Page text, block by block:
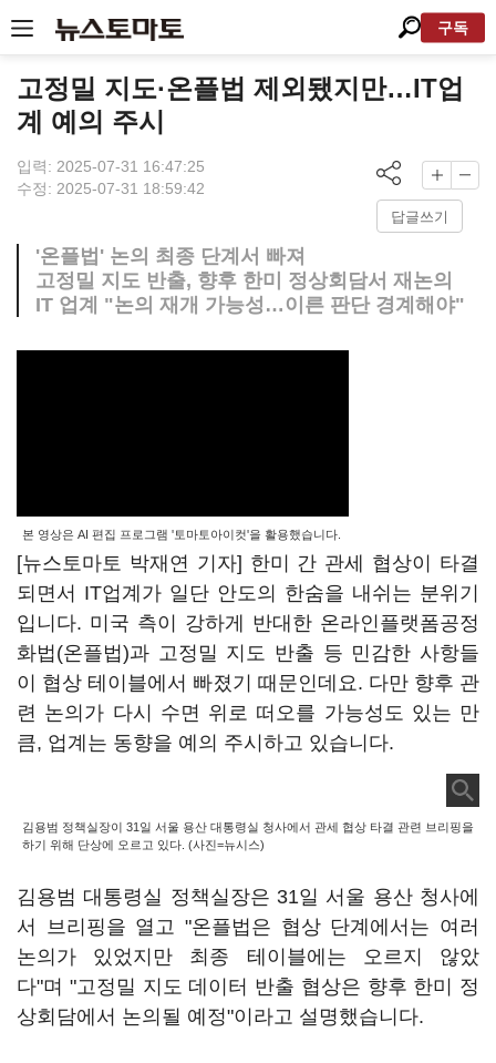
구독
고정밀 지도·온플법 제외됐지만…IT업
계 예의 주시
입력: 2025-07-31 16:47:25
수정: 2025-07-31 18:59:42
답글쓰기
'온플법' 논의 최종 단계서 빠져
고정밀 지도 반출, 향후 한미 정상회담서 재논의
IT 업계 "논의 재개 가능성…이른 판단 경계해야"
본 영상은 AI 편집 프로그램 '토마토아이컷'을 활용했습니다.
[뉴스토마토 박재연 기자] 한미 간 관세 협상이 타결
되면서 IT업계가 일단 안도의 한숨을 내쉬는 분위기
입니다. 미국 측이 강하게 반대한 온라인플랫폼공정
화법(온플법)과 고정밀 지도 반출 등 민감한 사항들
이 협상 테이블에서 빠졌기 때문인데요. 다만 향후 관
련 논의가 다시 수면 위로 떠오를 가능성도 있는 만
큼, 업계는 동향을 예의 주시하고 있습니다.
김용범 정책실장이 31일 서울 용산 대통령실 청사에서 관세 협상 타결 관련 브리핑을
하기 위해 단상에 오르고 있다. (사진=뉴시스)
김용범 대통령실 정책실장은 31일 서울 용산 청사에
서 브리핑을 열고 "온플법은 협상 단계에서는 여러
논의가 있었지만 최종 테이블에는 오르지 않았
다"며 "고정밀 지도 데이터 반출 협상은 향후 한미 정
상회담에서 논의될 예정"이라고 설명했습니다.